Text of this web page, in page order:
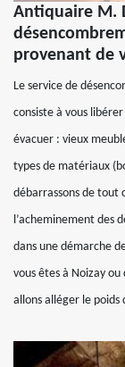
Antiquaire M.
provenant de
Le service de
consiste à vous
évacuer : vieux
types de matériaux
débarrassons de tout
l’acheminement des
dans une démarche
vous êtes à Noizay ou
allons alléger le